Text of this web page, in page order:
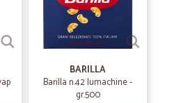
BARILLA
Barilla n.42 lumachine -
gr.500